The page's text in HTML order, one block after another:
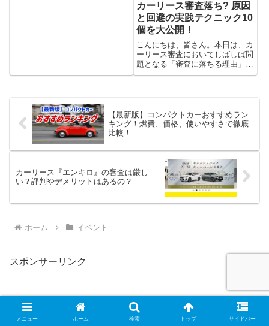
カーリース審査落ち? 原因
と回避の実践テクニック10
個を大公開！
こんにちは、皆さん。本日は、カ
ーリース審査においてしばしば問
題となる「審査に落ちる理由」と
その回避方法について詳しく解説
す。しかし、全ての申請者が審
査...
【最新版】コンパクトカーおすすめラン
キング！燃費、価格、使いやすさで徹底
比較！
カーリース『エンキロ』の審査は厳し
い？評判やデメリットはあるの？
ホーム イベント
スポンサーリンク
メニュー ホーム 検索 トップ サイドバー